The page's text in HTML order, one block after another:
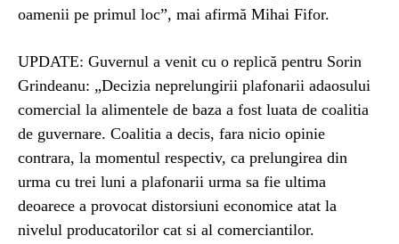
oamenii pe primul loc”, mai afirmă Mihai Fifor.
UPDATE: Guvernul a venit cu o replică pentru Sorin
Grindeanu: „Decizia neprelungirii plafonarii adaosului
comercial la alimentele de baza a fost luata de coalitia
de guvernare. Coalitia a decis, fara nicio opinie
contrara, la momentul respectiv, ca prelungirea din
urma cu trei luni a plafonarii urma sa fie ultima
deoarece a provocat distorsiuni economice atat la
nivelul producatorilor cat si al comerciantilor.